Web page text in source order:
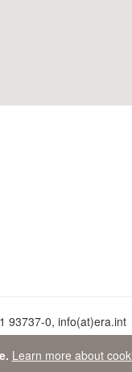
Learn more about
93737-0, info(at)era.int